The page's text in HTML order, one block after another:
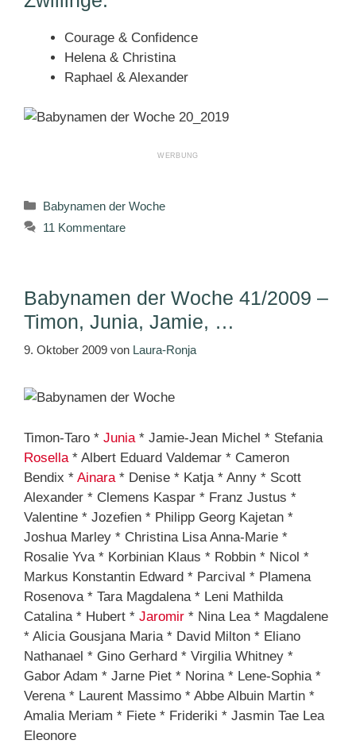
Courage & Confidence
Helena & Christina
Raphael & Alexander
Kategorien
Babynamen der Woche
11 Kommentare
Babynamen der Woche 41/2009 –
Timon, Junia, Jamie, …
9. Oktober 2009 von Laura-Ronja
Timon-Taro * Junia * Jamie-Jean Michel * Stefania
Rosella * Albert Eduard Valdemar * Cameron
Bendix * Ainara * Denise * Katja * Anny * Scott
Alexander * Clemens Kaspar * Franz Justus *
Valentine * Jozefien * Philipp Georg Kajetan *
Joshua Marley * Christina Lisa Anna-Marie *
Rosalie Yva * Korbinian Klaus * Robbin * Nicol *
Markus Konstantin Edward * Parcival * Plamena
Rosenova * Tara Magdalena * Leni Mathilda
Catalina * Hubert * Jaromir * Nina Lea * Magdalene
* Alicia Gousjana Maria * David Milton * Eliano
Nathanael * Gino Gerhard * Virgilia Whitney *
Gabor Adam * Jarne Piet * Norina * Lene-Sophia *
Verena * Laurent Massimo * Abbe Albuin Martin *
Amalia Meriam * Fiete * Frideriki * Jasmin Tae Lea
Eleonore